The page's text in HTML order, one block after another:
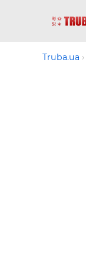
Truba.ua